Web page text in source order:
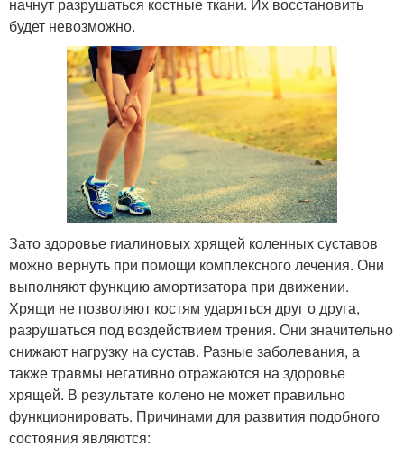
будет невозможно.
Зато здоровье гиалиновых хрящей коленных суставов
можно вернуть при помощи комплексного лечения. Они
выполняют функцию амортизатора при движении.
Хрящи не позволяют костям ударяться друг о друга,
разрушаться под воздействием трения. Они значительно
снижают нагрузку на сустав. Разные заболевания, а
также травмы негативно отражаются на здоровье
хрящей. В результате колено не может правильно
функционировать. Причинами для развития подобного
состояния являются: